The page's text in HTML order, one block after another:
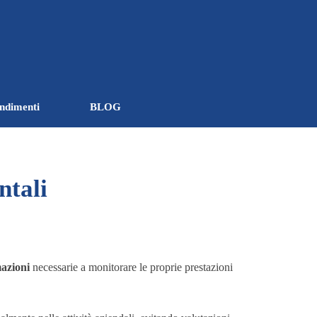
▼
BLOG
necessarie a monitorare le proprie prestazioni